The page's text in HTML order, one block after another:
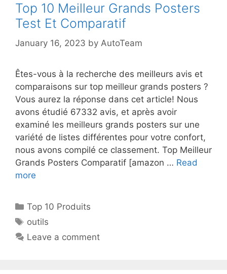
Top 10 Meilleur Grands Posters
Test Et Comparatif
January 16, 2023 by AutoTeam
Êtes-vous à la recherche des meilleurs avis et
comparaisons sur top meilleur grands posters ?
Vous aurez la réponse dans cet article! Nous
avons étudié 67332 avis, et après avoir
examiné les meilleurs grands posters sur une
variété de listes différentes pour votre confort,
nous avons compilé ce classement. Top Meilleur
Grands Posters Comparatif [amazon … Read
more
Top 10 Produits
outils
Leave a comment